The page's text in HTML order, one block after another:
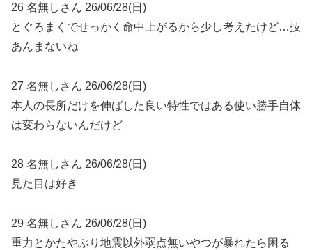
26 名無しさん 26/06/28(日)
とぐろまくでせっかく命中上がるから少し考えたけど…技
あんまないね
27 名無しさん 26/06/28(日)
本人の長所だけを伸ばした良い特性ではある使い勝手自体
は変わらないんだけど
28 名無しさん 26/06/28(日)
見た目は好き
29 名無しさん 26/06/28(日)
重力とかたやぶり地震以外弱点無いやつが暴れたら困る